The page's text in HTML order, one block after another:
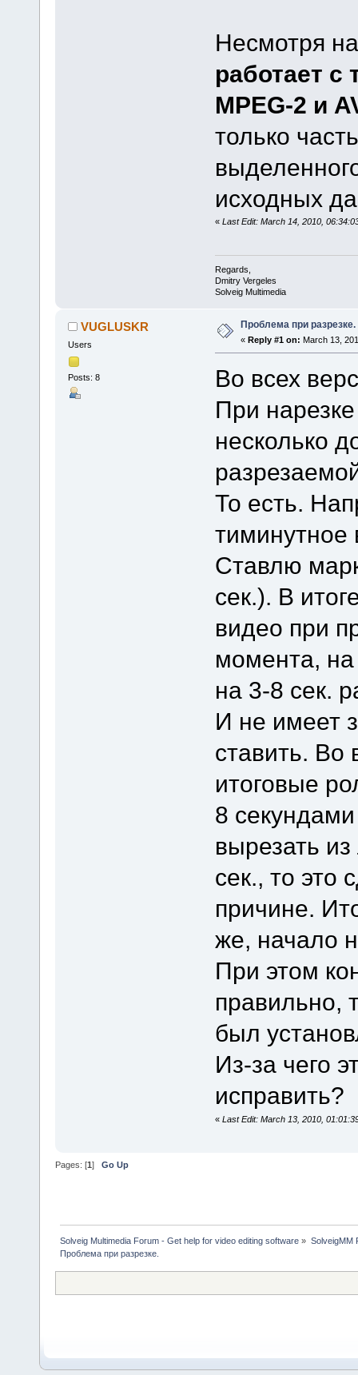
Несмотря
работает с
MPEG-2 и
только
исходных
« Last Edit: March 14, 2010,
Regards,
Dmitry Vergeles
Solveig Multimedia
VUGLUSKR
Users
Posts: 8
Проблема при разрезке.
« Reply #1 on: March 13,
Во всех
При
несколько
То есть.
тиминутное
Ставлю
сек.). В
видео при
момента, на
на 3-8 сек.
И не имеет
ставить. Во
итоговые
8
вырезать
сек., то это
причине.
же, начало
При этом
правильно,
был
Из-за чего
исправить?
« Last Edit: March 13, 2010,
Pages: [1 ] Go Up
Solveig Multimedia Forum - Get help for video editing software » SolveigMM
Проблема при разрезке.